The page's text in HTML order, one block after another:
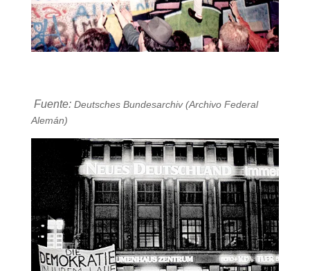
Fuente: Deutsches Bundesarchiv (Archivo Federal
Alemán)